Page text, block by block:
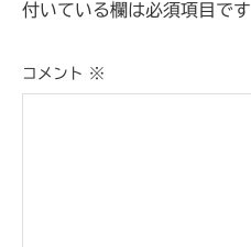
付いている欄は必須項目です
コメント ※